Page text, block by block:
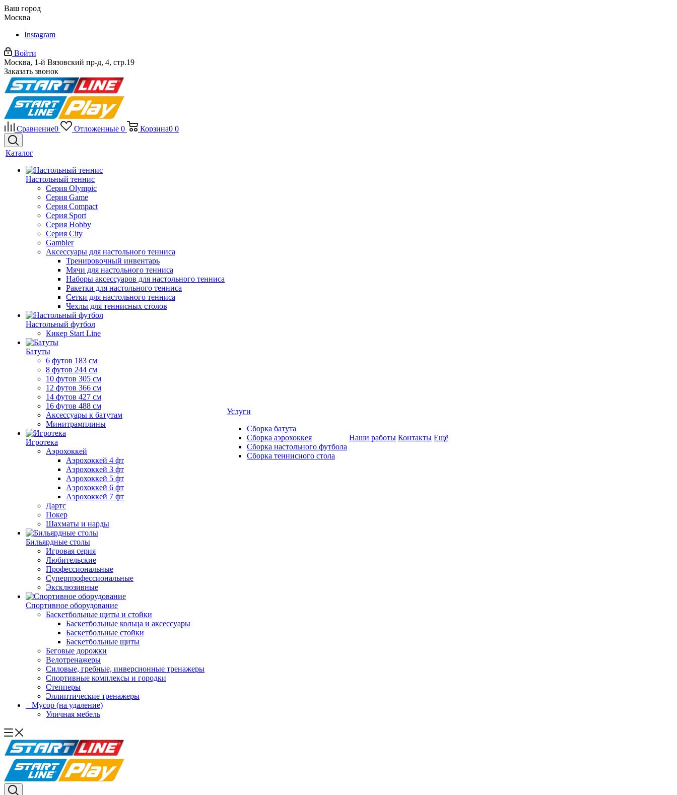
Ваш город
Москва
Instagram
Войти
Москва, 1-й Вязовский пр-д, 4, стр.19
Заказать звонок
Сравнение0 Отложенные 0 Корзина0 0
Каталог
Настольный теннис
Серия Olympic
Серия Game
Серия Compact
Серия Sport
Серия Hobby
Серия City
Gambler
Аксессуары для настольного тенниса
Тренировочный инвентарь
Мячи для настольного тенниса
Наборы аксессуаров для настольного тенниса
Ракетки для настольного тенниса
Сетки для настольного тенниса
Чехлы для теннисных столов
Настольный футбол
Кикер Start Line
Батуты
6 футов 183 см
8 футов 244 см
10 футов 305 см
12 футов 366 см
14 футов 427 см
16 футов 488 см
Аксессуары к батутам
Минитрамплины
Игротека
Аэрохоккей
Аэрохоккей 4 фт
Аэрохоккей 3 фт
Аэрохоккей 5 фт
Аэрохоккей 6 фт
Аэрохоккей 7 фт
Дартс
Покер
Шахматы и нарды
Бильярдные столы
Игровая серия
Любительские
Профессиональные
Суперпрофессиональные
Эксклюзивные
Спортивное оборудование
Баскетбольные щиты и стойки
Баскетбольные кольца и аксессуары
Баскетбольные стойки
Баскетбольные щиты
Беговые дорожки
Велотренажеры
Силовые, гребные, инверсионные тренажеры
Спортивные комплексы и городки
Степперы
Эллиптические тренажеры
_ Мусор (на удаление)
Уличная мебель
Услуги
Сборка батута
Сборка аэрохоккея
Сборка настольного футбола
Сборка теннисного стола
Наши работы Контакты Ещё